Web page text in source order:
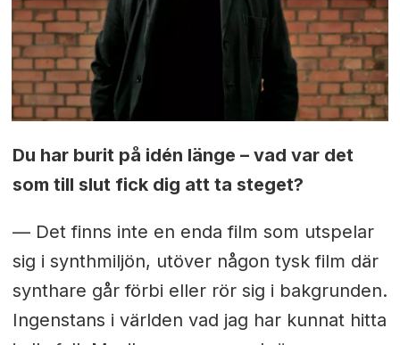
Du har burit på idén länge – vad var det
som till slut fick dig att ta steget?
— Det finns inte en enda film som utspelar
sig i synthmiljön, utöver någon tysk film där
synthare går förbi eller rör sig i bakgrunden.
Ingenstans i världen vad jag har kunnat hitta